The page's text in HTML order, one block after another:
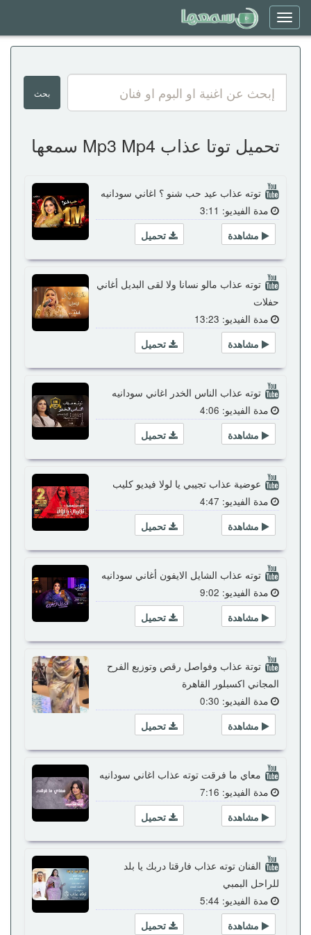
Toggle
navigation
تحميل توتا عذاب Mp3 Mp4 سمعها
توته عذاب عيد حب شنو ؟ اغاني سودانيه
مدة الفيديو: 3:11
تحميل
مشاهدة
توته عذاب مالو نسانا ولا لقى البديل أغاني
حفلات
مدة الفيديو: 13:23
تحميل
مشاهدة
توته عذاب الناس الخدر اغاني سودانيه
مدة الفيديو: 4:06
تحميل
مشاهدة
عوضية عذاب تجيبي يا لولا فيديو كليب
مدة الفيديو: 4:47
تحميل
مشاهدة
توته عذاب الشايل الايفون أغاني سودانيه
مدة الفيديو: 9:02
تحميل
مشاهدة
توتة عذاب وفواصل رقص وتوزيع الفرح
المجاني اكسبلور القاهرة
مدة الفيديو: 0:30
تحميل
مشاهدة
معاي ما فرقت توته عذاب اغاني سودانيه
مدة الفيديو: 7:16
تحميل
مشاهدة
الفنان توته عذاب فارقتا دربك يا بلد
للراحل البمبي
مدة الفيديو: 5:44
تحميل
مشاهدة